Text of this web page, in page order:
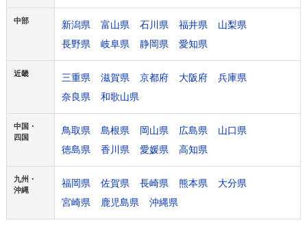
中部 新潟県 富山県 石川県 福井県
山梨県
長野県
岐阜県 静岡県 愛知県
近畿 三重県 滋賀県 京都府 大阪府
兵庫県
奈良県
和歌山県
中国・
四国
鳥取県 島根県 岡山県 広島県
山口県
徳島県
香川県 愛媛県 高知県
九州・
沖縄
福岡県 佐賀県 長崎県 熊本県
大分県
宮崎県
鹿児島県 沖縄県